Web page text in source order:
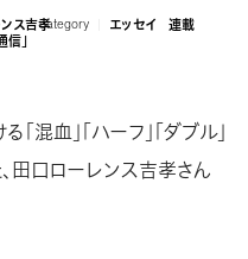
ス吉孝category エッセイ 連載
信」
混血」「ハーフ」「ダブル」
田口ローレンス吉孝さん